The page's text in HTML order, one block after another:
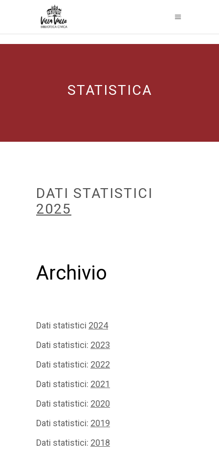
STATISTICA
DATI STATISTICI
2025
Archivio
Dati statistici 2024
Dati statistici: 2023
Dati statistici: 2022
Dati statistici: 2021
Dati statistici: 2020
Dati statistici: 2019
Dati statistici: 2018